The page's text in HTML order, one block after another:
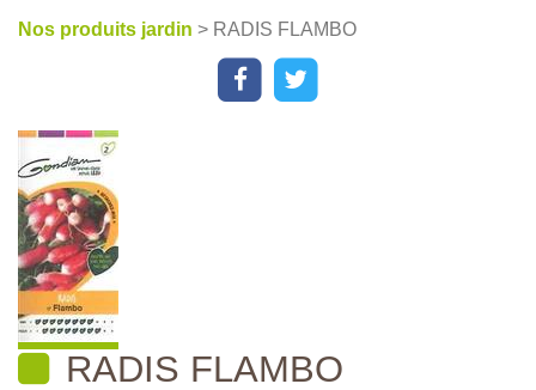
Nos produits jardin > RADIS FLAMBO
RADIS FLAMBO